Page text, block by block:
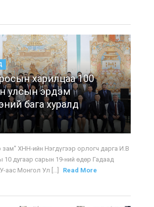
харилцаа 100
улсын эрдэм
бага хуралд
ХНН-ийн Нэгдүгээр орлогч дарга И.В
дугаар сарын 19-ний өдөр Гадаад
аас Монгол Ул [...]
Read More